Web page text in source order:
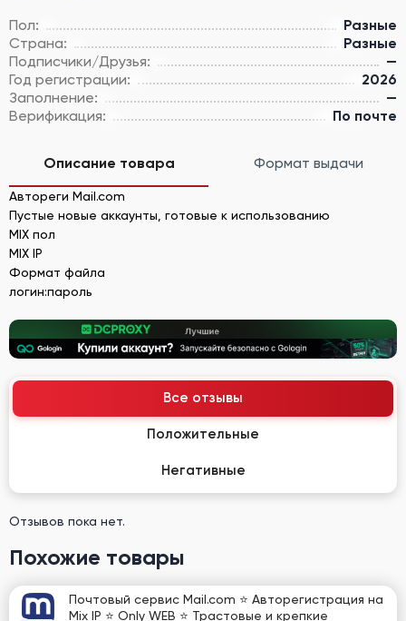
Пол:
Разные
Страна:
Разные
Подписчики/Друзья:
—
Год регистрации:
2026
Заполнение:
—
Верификация:
По почте
Описание товара Формат выдачи
Автореги Mail.com
Пустые новые аккаунты, готовые к использованию
MIX пол
MIX IP
Формат файла
логин:пароль
Все отзывы
Положительные
Негативные
Отзывов пока нет.
Похожие товары
Почтовый сервис Mail.com ⭐ Авторегистрация на
Mix IP ⭐ Only WEB ⭐ Трастовые и крепкие